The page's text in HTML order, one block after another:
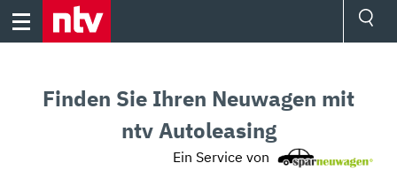
Skip
Finden Sie Ihren Neuwagen mit
ntv Autoleasing
Ein Service von